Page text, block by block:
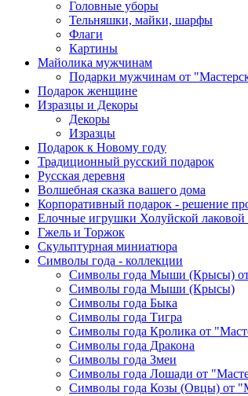
Головные уборы
Тельняшки, майки, шарфы
Флаги
Картины
Майолика мужчинам
Подарки мужчинам от
Подарок женщине
Изразцы и Декоры
Декоры
Изразцы
Подарок к Новому году
Традиционный русский подарок
Русская деревня
Волшебная сказка вашего дома
Корпоративный подарок - решение
Елочные игрушки Холуйской
Гжель и Торжок
Скульптурная миниатюра
Символы года - коллекции
Символы года Мыши (Крысы) от
Символы года Мыши (Крысы)
Символы года Быка
Символы года Тигра
Символы года Кролика от
Символы года Дракона
Символы года Змеи
Символы года Лошади от
Символы года Козы (Овцы) от